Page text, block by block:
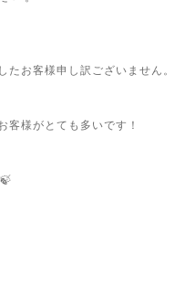
お客様申し訳ございません。
客様がとても多いです！